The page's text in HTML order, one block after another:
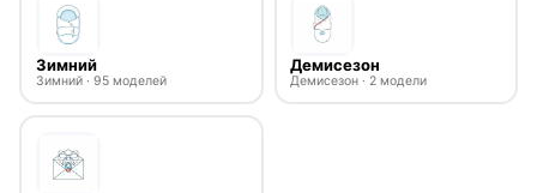
Зимний
Зимний · 95 моделей
Демисезон
Демисезон · 2 модели